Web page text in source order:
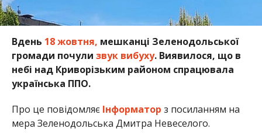
Вдень 18 жовтня, мешканці Зеленодольської
громади почули звук вибуху. Виявилося, що в
небі над Криворізьким районом спрацювала
українська ППО.
Про це повідомляє Інформатор з посиланням на
мера Зеленодольська Дмитра Невеселого.